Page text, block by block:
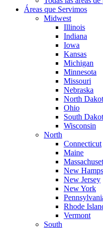
Áreas que Servimos
Midwest
Illinois
Indiana
Iowa
Kansas
Michigan
Minnesota
Missouri
Nebraska
North
Ohio
South
Wisconsin
North
Connecticut
Maine
New
New Jersey
New York
Rhode
Vermont
South